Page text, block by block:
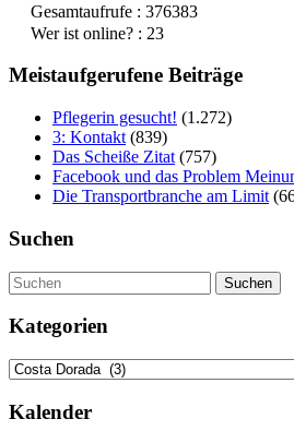
Gesamtaufrufe : 376383
Wer ist online? : 23
Meistaufgerufene Beiträge
Pflegerin gesucht! (1.272)
3: Kontakt (839)
Das Scheiße Zitat (757)
Facebook und das Problem
Die Transportbranche am Limit
Suchen
Suchen
Kategorien
Kategorien
Kalender